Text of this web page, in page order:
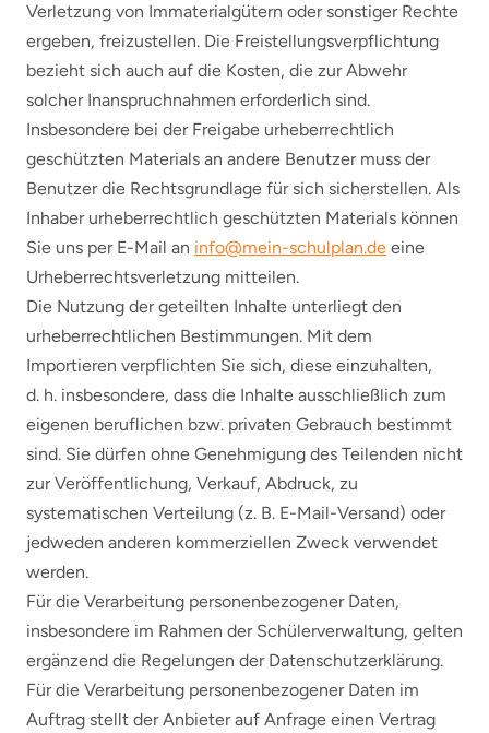
Verletzung von Immaterialgütern oder sonstiger Rechte
ergeben, freizustellen. Die Freistellungsverpflichtung
bezieht sich auch auf die Kosten, die zur Abwehr
solcher Inanspruchnahmen erforderlich sind.
Insbesondere bei der Freigabe urheberrechtlich
geschützten Materials an andere Benutzer muss der
Benutzer die Rechtsgrundlage für sich sicherstellen. Als
Inhaber urheberrechtlich geschützten Materials können
Sie uns per E-Mail an info@mein-schulplan.de eine
Urheberrechtsverletzung mitteilen.
Die Nutzung der geteilten Inhalte unterliegt den
urheberrechtlichen Bestimmungen. Mit dem
Importieren verpflichten Sie sich, diese einzuhalten,
d. h. insbesondere, dass die Inhalte ausschließlich zum
eigenen beruflichen bzw. privaten Gebrauch bestimmt
sind. Sie dürfen ohne Genehmigung des Teilenden nicht
zur Veröffentlichung, Verkauf, Abdruck, zu
systematischen Verteilung (z. B. E-Mail-Versand) oder
jedweden anderen kommerziellen Zweck verwendet
werden.
Für die Verarbeitung personenbezogener Daten,
insbesondere im Rahmen der Schülerverwaltung, gelten
ergänzend die Regelungen der Datenschutzerklärung.
Für die Verarbeitung personenbezogener Daten im
Auftrag stellt der Anbieter auf Anfrage einen Vertrag